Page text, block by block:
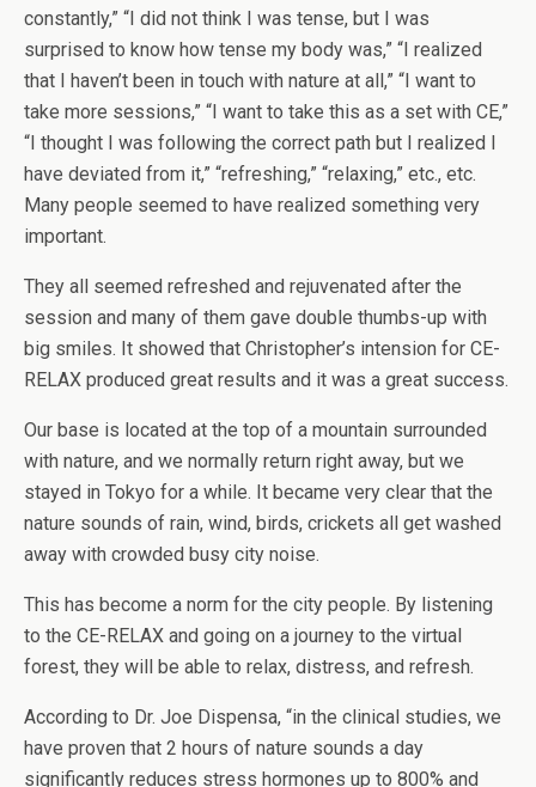
constantly,” “I did not think I was tense, but I was
surprised to know how tense my body was,” “I realized
that I haven’t been in touch with nature at all,” “I want to
take more sessions,” “I want to take this as a set with CE,”
“I thought I was following the correct path but I realized I
have deviated from it,” “refreshing,” “relaxing,” etc., etc.
Many people seemed to have realized something very
important.
They all seemed refreshed and rejuvenated after the
session and many of them gave double thumbs-up with
big smiles. It showed that Christopher’s intension for CE-
RELAX produced great results and it was a great success.
Our base is located at the top of a mountain surrounded
with nature, and we normally return right away, but we
stayed in Tokyo for a while. It became very clear that the
nature sounds of rain, wind, birds, crickets all get washed
away with crowded busy city noise.
This has become a norm for the city people. By listening
to the CE-RELAX and going on a journey to the virtual
forest, they will be able to relax, distress, and refresh.
According to Dr. Joe Dispensa, “in the clinical studies, we
have proven that 2 hours of nature sounds a day
significantly reduces stress hormones up to 800% and